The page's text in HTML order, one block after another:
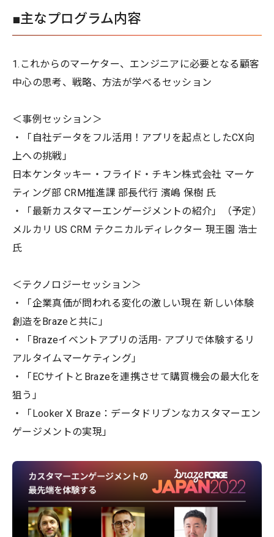
■主なプログラム内容
1.これからのマーケター、エンジニアに必要となる顧客
中心の思考、戦略、方法が学べるセッション
＜事例セッション＞
・「自社データをフル活用！アプリを起点としたCX向
上への挑戦」
日本ケンタッキー・フライド・チキン株式会社 マーケ
ティング部 CRM推進課 部長代行 濱嶋 保樹 氏
・「最新カスタマーエンゲージメントの紹介」（予定）
メルカリ US CRM テクニカルディレクター 現王園 浩士
氏
＜テクノロジーセッション＞
・「企業真価が問われる変化の激しい現在 新しい体験
創造をBrazeと共に」
・「Brazeイベントアプリの活用- アプリで体験するリ
アルタイムマーケティング」
・「ECサイトとBrazeを連携させて購買機会の最大化を
狙う」
・「Looker X Braze：データドリブンなカスタマーエン
ゲージメントの実現」